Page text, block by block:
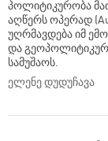
პოლიტიკურობა
აღწერს ოპერად
უღრმავდება იმ
და
სამუშაოს.
ელენე დუდუჩავა